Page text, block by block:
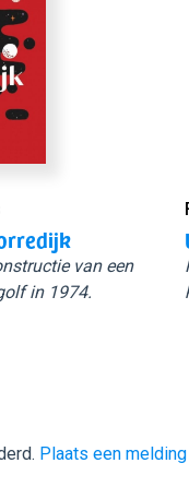
van een
in 1974.
Plaats een melding